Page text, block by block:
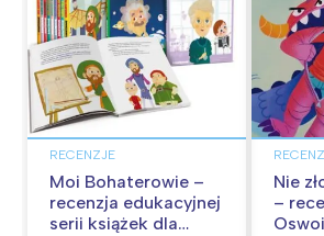
RECENZJE
Moi Bohaterowie –
recenzja edukacyjnej
serii książek dla
Nie
–